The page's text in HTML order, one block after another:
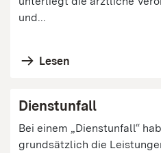
und...
Lesen
Dienstunfall
Bei einem „Dienstunfall“
grundsätzlich die